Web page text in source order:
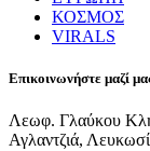
ΚΟΣΜΟΣ
VIRALS
Επικοινωνήστε μαζί
Λεωφ. Γλαύκου
Αγλαντζιά,